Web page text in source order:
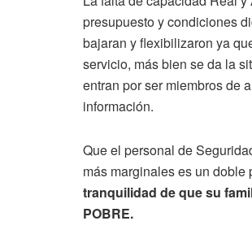
presupuesto y condiciones
bajaran y flexibilizaron ya
servicio, más bien se da la
entran por ser miembros de
información.
Que el personal de
más marginales es un
tranquilidad de que su
POBRE.